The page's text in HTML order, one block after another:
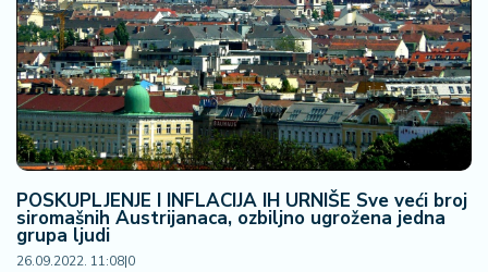
POSKUPLJENJE I INFLACIJA IH URNIŠE Sve veći broj
siromašnih Austrijanaca, ozbiljno ugrožena jedna
grupa ljudi
26.09.2022. 11:08|0